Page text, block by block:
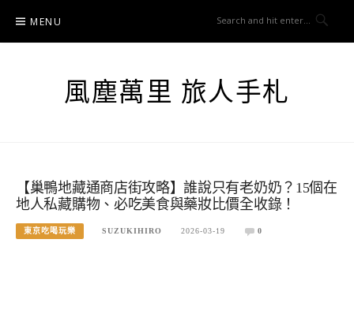
content
MENU
風塵萬里 旅人手札
【巢鴨地藏通商店街攻略】誰說只有老奶奶？15個在
地人私藏購物、必吃美食與藥妝比價全收錄！
東京吃喝玩樂 SUZUKIHIRO 2026-03-19 0